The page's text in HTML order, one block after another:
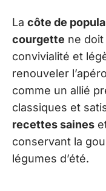
La côte de
courgette ne
convivialité et
renouveler
comme un allié
classiques et
recettes saines
conservant la
légumes d’été.